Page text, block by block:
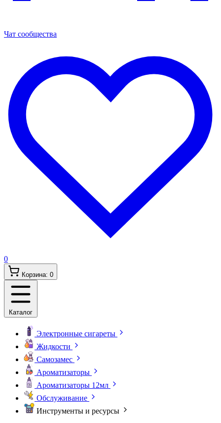
Чат сообщества
0
Корзина: 0
Каталог
Электронные сигареты
Жидкости
Самозамес
Ароматизаторы
Ароматизаторы 12мл
Обслуживание
Инструменты и ресурсы